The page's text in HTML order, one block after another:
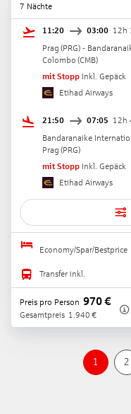
7 Nächte
11:20 03:00 12h
Prag (PRG) -
Colombo (CMB)
mit Stopp Inkl. Gepäck
Etihad Airways
21:50 07:05 12h
Bandaranaike
Prag (PRG)
mit Stopp Inkl. Gepäck
Etihad Airways
Economy/Spar/Bestprice
Transfer inkl.
Preis pro Person 970€
Gesamtpreis 1.940 €
1 2